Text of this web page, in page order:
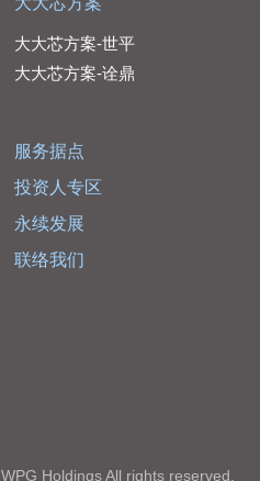
大大芯方案-世平
大大芯方案-诠鼎
服务据点
投资人专区
永续发展
联络我们
Holdings All rights reserved.